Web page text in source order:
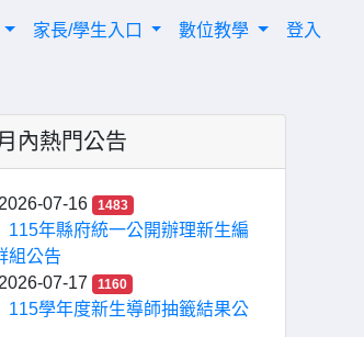
家長/學生入口 數位教學 登入
內熱門公告
2026-07-16 1483
115年縣府統一公開辦理新生編
組公告
2026-07-17
1160
115學年度新生導師抽籤結果公